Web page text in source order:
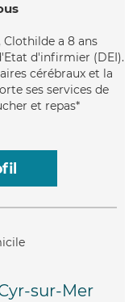
Clothilde a 8 ans
d'infirmier (DEI).
cérébraux et la
ses services de
et repas*
sur-Mer